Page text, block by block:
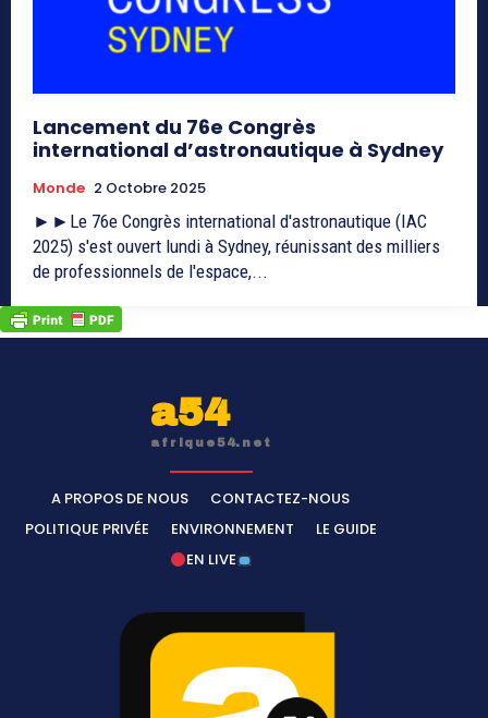
Lancement du 76e Congrès
international d’astronautique à Sydney
Monde 2 Octobre 2025
►►Le 76e Congrès international d'astronautique (IAC
2025) s'est ouvert lundi à Sydney, réunissant des milliers
de professionnels de l'espace,...
a54
afrique54.net
A PROPOS DE NOUS
CONTACTEZ-NOUS
POLITIQUE PRIVÉE
ENVIRONNEMENT
LE GUIDE
EN LIVE